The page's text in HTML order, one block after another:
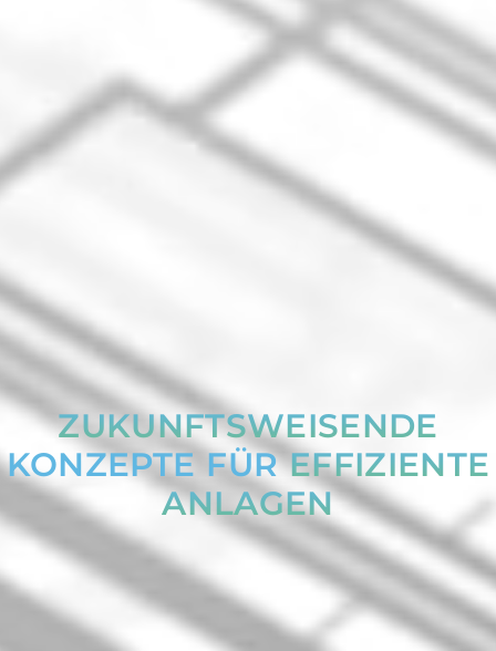
ZUKUNFTSWEISENDE
KONZEPTE FÜREFFIZIENTE
ANLAGEN